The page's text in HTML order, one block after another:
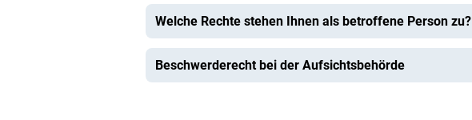
Welche Rechte stehen Ihnen als betroffene Person zu?
Beschwerderecht bei der Aufsichtsbehörde